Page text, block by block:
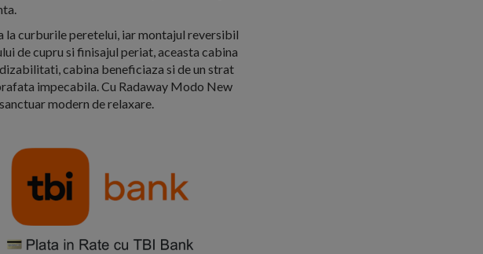
curburile peretelui, iar montajul reversibil
de cupru si finisajul periat, aceasta cabina
cabina beneficiaza si de un strat
impecabila. Cu Radaway Modo New
modern de relaxare.